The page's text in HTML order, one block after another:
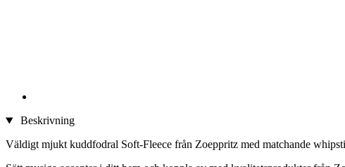
Beskrivning
Väldigt mjukt kuddfodral Soft-Fleece från Zoeppritz med matchande